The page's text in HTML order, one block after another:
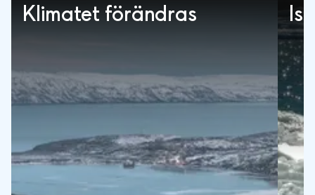
Klimatet förändras Is